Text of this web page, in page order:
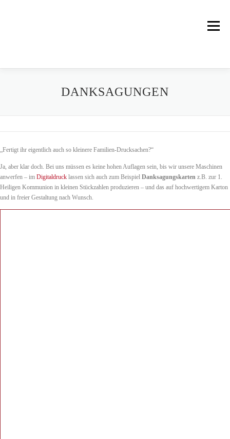
Menü
UNSER UNTERNEHMEN UNSERE PRODUKTE
HISTORISCHES KONTAKT
DANKSAGUNGEN
„Fertigt ihr eigentlich auch so kleinere Familien-Drucksachen?“
Ja, aber klar doch. Bei uns müssen es keine hohen Auflagen sein, bis wir unsere Maschinen
anwerfen – im Digitaldruck lassen sich auch zum Beispiel Danksagungskarten z.B. zur 1.
Heiligen Kommunion in kleinen Stückzahlen produzieren – und das auf hochwertigem Karton
und in freier Gestaltung nach Wunsch.